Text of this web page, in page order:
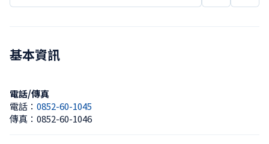
基本資訊
電話/傳真
電話： 0852-60-1045
傳真： 0852-60-1046